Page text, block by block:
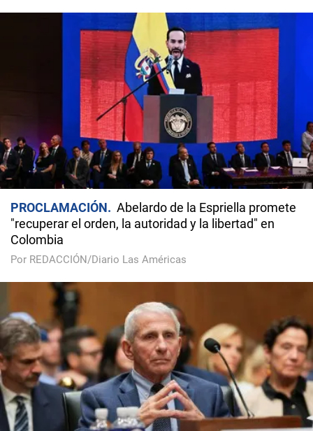
PROCLAMACIÓN
Abelardo de la Espriella promete
"recuperar el orden, la autoridad y la libertad" en
Colombia
Por REDACCIÓN/Diario Las Américas